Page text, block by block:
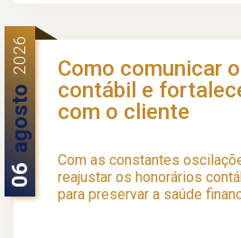
06
agosto
2026
Como comunicar
contábil e
com o cliente
Com as constantes
reajustar os honorários
para preservar a saúde